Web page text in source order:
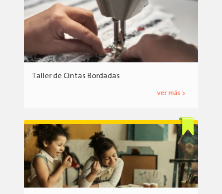
Taller de Cintas Bordadas
ver más >